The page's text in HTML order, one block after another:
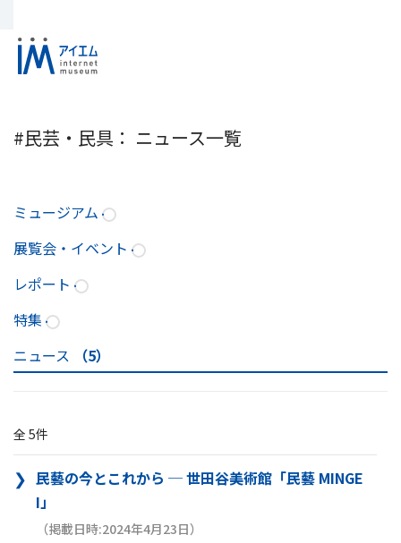
#民芸・民具： ニュース一覧
ミュージアム
展覧会・イベント
レポート
特集
ニュース
（5）
全 5件
民藝の今とこれから ─ 世田谷美術館「民藝 MINGE
I」
（掲載日時:2024年4月23日）